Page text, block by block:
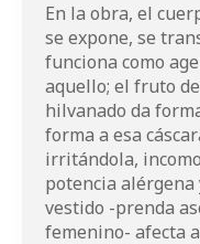
En la obra, el
se expone, se
funciona como
aquello; el fruto
hilvanado da
forma a esa
irritándola,
potencia
vestido -prenda
femenino- afecta